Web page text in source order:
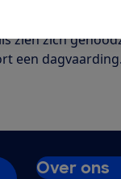
zien zich
een dagvaarding.
Over ons